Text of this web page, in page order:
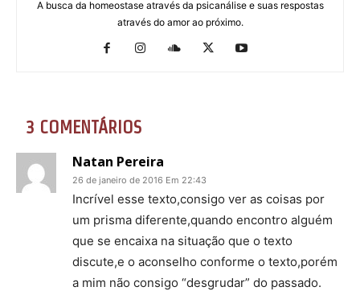
A busca da homeostase através da psicanálise e suas respostas
através do amor ao próximo.
3 COMENTÁRIOS
Natan Pereira
26 de janeiro de 2016 Em 22:43
Incrível esse texto,consigo ver as coisas por
um prisma diferente,quando encontro alguém
que se encaixa na situação que o texto
discute,e o aconselho conforme o texto,porém
a mim não consigo “desgrudar” do passado.